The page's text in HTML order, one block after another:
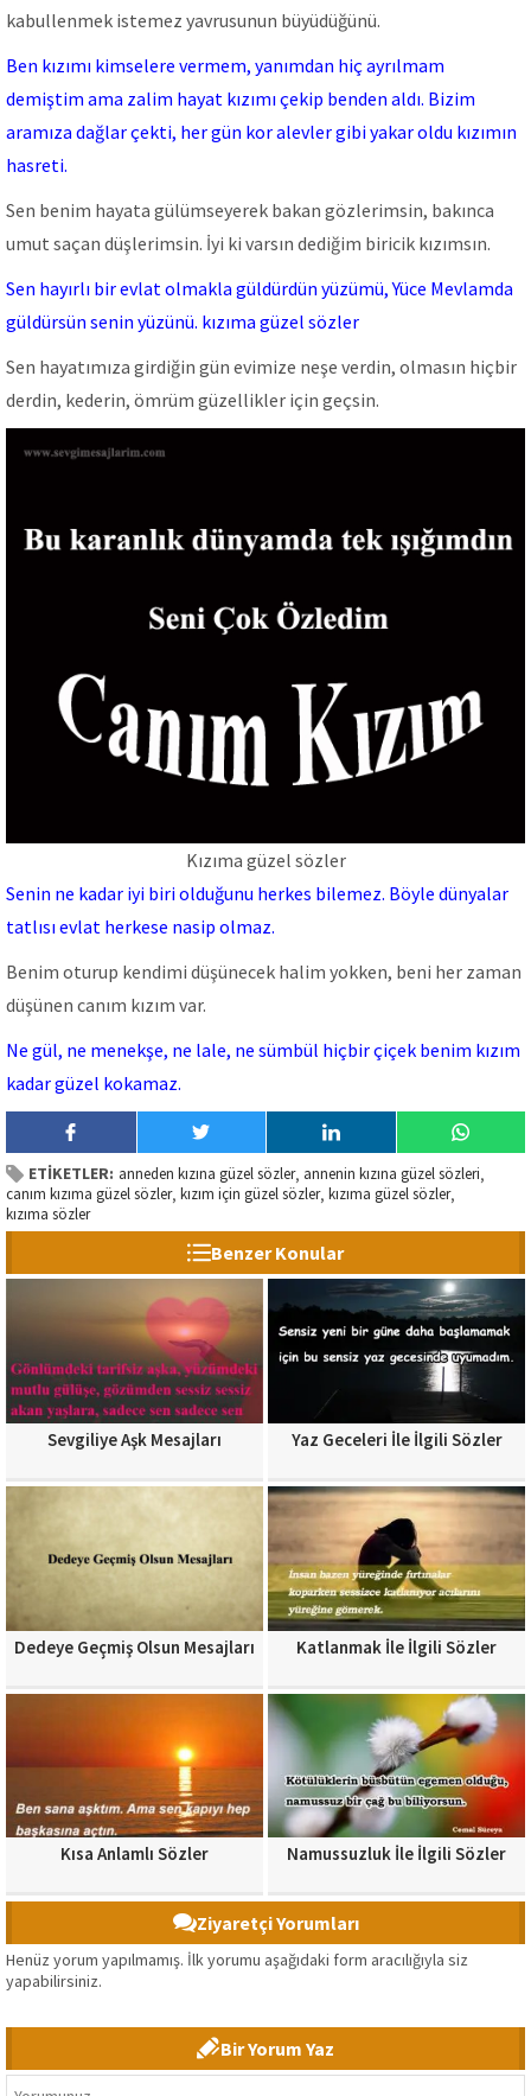
kabullenmek istemez yavrusunun büyüdüğünü.
Ben kızımı kimselere vermem, yanımdan hiç ayrılmam
demiştim ama zalim hayat kızımı çekip benden aldı. Bizim
aramıza dağlar çekti, her gün kor alevler gibi yakar oldu kızımın
hasreti.
Sen benim hayata gülümseyerek bakan gözlerimsin, bakınca
umut saçan düşlerimsin. İyi ki varsın dediğim biricik kızımsın.
Sen hayırlı bir evlat olmakla güldürdün yüzümü, Yüce Mevlamda
güldürsün senin yüzünü. kızıma güzel sözler
Sen hayatımıza girdiğin gün evimize neşe verdin, olmasın hiçbir
derdin, kederin, ömrüm güzellikler için geçsin.
Kızıma güzel sözler
Senin ne kadar iyi biri olduğunu herkes bilemez. Böyle dünyalar
tatlısı evlat herkese nasip olmaz.
Benim oturup kendimi düşünecek halim yokken, beni her zaman
düşünen canım kızım var.
Ne gül, ne menekşe, ne lale, ne sümbül hiçbir çiçek benim kızım
kadar güzel kokamaz.
ETİKETLER: anneden kızına güzel sözler, annenin kızına güzel sözleri,
canım kızıma güzel sözler, kızım için güzel sözler, kızıma güzel sözler,
kızıma sözler
Benzer Konular
Sevgiliye Aşk Mesajları Yaz Geceleri İle İlgili Sözler
Dedeye Geçmiş Olsun Mesajları Katlanmak İle İlgili Sözler
Kısa Anlamlı Sözler Namussuzluk İle İlgili Sözler
Ziyaretçi Yorumları
Henüz yorum yapılmamış. İlk yorumu aşağıdaki form aracılığıyla siz
yapabilirsiniz.
Bir Yorum Yaz